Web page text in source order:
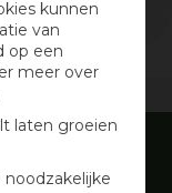
kunnen
van
op een
meer over
laten groeien
noodzakelijke